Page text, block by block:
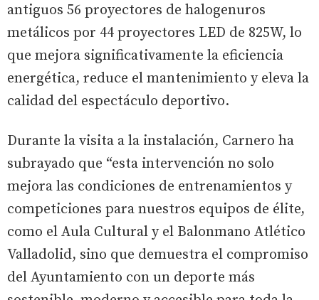
antiguos 56 proyectores de halogenuros
metálicos por 44 proyectores LED de 825W, lo
que mejora significativamente la eficiencia
energética, reduce el mantenimiento y eleva la
calidad del espectáculo deportivo.
Durante la visita a la instalación, Carnero ha
subrayado que “esta intervención no solo
mejora las condiciones de entrenamientos y
competiciones para nuestros equipos de élite,
como el Aula Cultural y el Balonmano Atlético
Valladolid, sino que demuestra el compromiso
del Ayuntamiento con un deporte más